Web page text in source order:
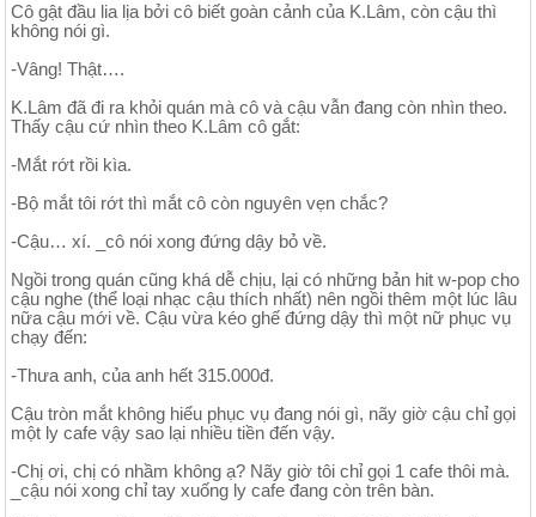
Cô gật đầu lia lịa bởi cô biết goàn cảnh của K.Lâm, còn cậu thì
không nói gì.
-Vâng! Thật….
K.Lâm đã đi ra khỏi quán mà cô và cậu vẫn đang còn nhìn theo.
Thấy cậu cứ nhìn theo K.Lâm cô gắt:
-Mắt rớt rồi kìa.
-Bộ mắt tôi rớt thì mắt cô còn nguyên vẹn chắc?
-Cậu… xí. _cô nói xong đứng dậy bỏ về.
Ngồi trong quán cũng khá dễ chịu, lại có những bản hit w-pop cho
cậu nghe (thể loại nhạc cậu thích nhất) nên ngồi thêm một lúc lâu
nữa cậu mới về. Cậu vừa kéo ghế đứng dậy thì một nữ phục vụ
chạy đến:
-Thưa anh, của anh hết 315.000đ.
Cậu tròn mắt không hiểu phục vụ đang nói gì, nãy giờ cậu chỉ gọi
một ly cafe vậy sao lại nhiều tiền đến vậy.
-Chị ơi, chị có nhầm không ạ? Nãy giờ tôi chỉ gọi 1 cafe thôi mà.
_cậu nói xong chỉ tay xuống ly cafe đang còn trên bàn.